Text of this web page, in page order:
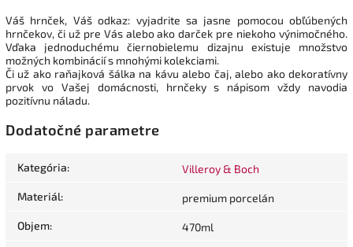
Váš hrnček, Váš odkaz: vyjadrite sa jasne pomocou obľúbených
hrnčekov, či už pre Vás alebo ako darček pre niekoho výnimočného.
Vďaka jednoduchému čiernobielemu dizajnu existuje množstvo
možných kombinácií s mnohými kolekciami.
Či už ako raňajková šálka na kávu alebo čaj, alebo ako dekoratívny
prvok vo Vašej domácnosti, hrnčeky s nápisom vždy navodia
pozitívnu náladu.
Dodatočné parametre
Kategória: Villeroy & Boch
Materiál: premium porcelán
Objem: 470ml